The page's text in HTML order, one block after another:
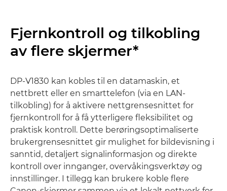
Fjernkontroll og tilkobling
av flere skjermer*
DP-V1830 kan kobles til en datamaskin, et
nettbrett eller en smarttelefon (via en LAN-
tilkobling) for å aktivere nettgrensesnittet for
fjernkontroll for å få ytterligere fleksibilitet og
praktisk kontroll. Dette berøringsoptimaliserte
brukergrensesnittet gir mulighet for bildevisning i
sanntid, detaljert signalinformasjon og direkte
kontroll over innganger, overvåkingsverktøy og
innstillinger. I tillegg kan brukere koble flere